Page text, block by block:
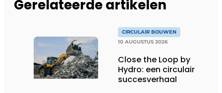
Gerelateerde artikelen
CIRCULAIR BOUWEN
10 AUGUSTUS 2026
Close the Loop by
Hydro: een circulair
succesverhaal